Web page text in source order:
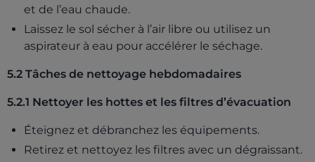
et de l’eau chaude.
Laissez le sol sécher à l’air libre ou utilisez un
aspirateur à eau pour accélérer le séchage.
5.2 Tâches de nettoyage hebdomadaires
5.2.1 Nettoyer les hottes et les filtres d’évacuation
Éteignez et débranchez les équipements.
Retirez et nettoyez les filtres avec un dégraissant.